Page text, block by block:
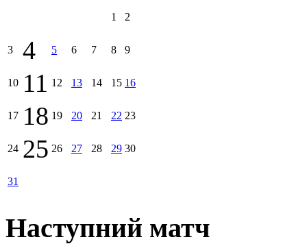
1 2
3 4 5 6 7 8 9
10 11 12 13 14 15 16
17 18 19 20 21 22 23
24 25 26 27 28 29 30
31
Наступний матч